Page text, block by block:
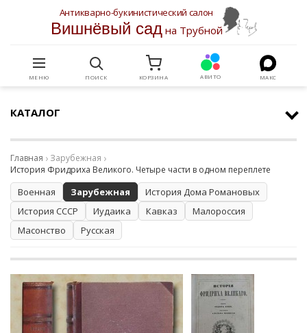
Антикварно-букинистический салон
Вишнёвый садна Трубной
МЕНЮ ПОИСК КОРЗИНА АВИТО МАКС
КАТАЛОГ
Главная
Зарубежная
История Фридриха Великого. Четыре части в одном переплете
Военная Зарубежная
История Дома Романовых
История СССР
Иудаика Кавказ
Малороссия
Масонство
Русская